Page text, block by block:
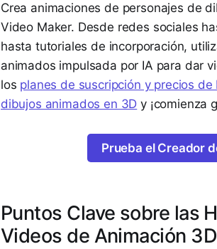
Crea animaciones de personajes de
Video Maker. Desde redes sociales
hasta tutoriales de incorporación,
animados impulsada por IA para dar
los planes de suscripción y precios de
dibujos animados en 3D y ¡comienza
Prueba el Creador
Puntos Clave sobre las
Videos de Animación 3D